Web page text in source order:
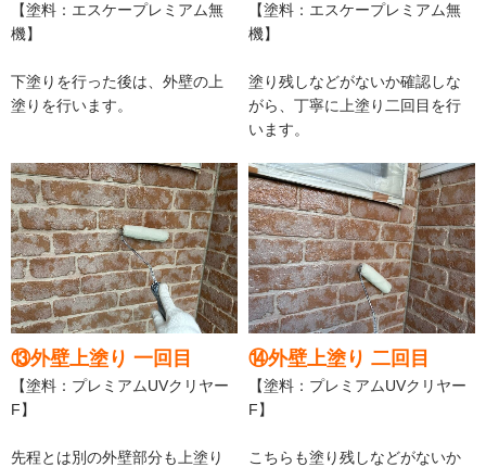
【塗料：エスケープレミアム無
機】
下塗りを行った後は、外壁の上
塗りを行います。
【塗料：エスケープレミアム無
機】
塗り残しなどがないか確認しな
がら、丁寧に上塗り二回目を行
います。
⑬外壁上塗り 一回目
【塗料：プレミアムUVクリヤー
F】
先程とは別の外壁部分も上塗り
⑭外壁上塗り 二回目
【塗料：プレミアムUVクリヤー
F】
こちらも塗り残しなどがないか